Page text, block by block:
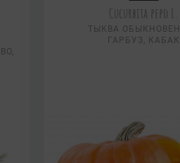
Cucurbita pepo L.
ТЫКВА
ГАРБУЗ, КАБАК